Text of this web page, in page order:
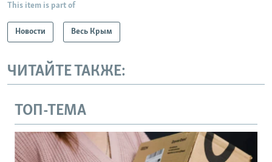
This item is part of
Новости Весь Крым
ЧИТАЙТЕ ТАКЖЕ:
ТОП-ТЕМА